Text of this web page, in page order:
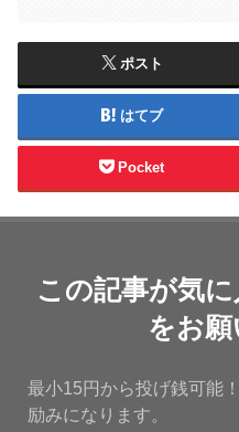
ポスト
はてブ
Pocket
この記事が気
をお
最小15円から投げ銭可能
励みになります。